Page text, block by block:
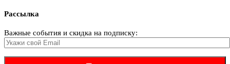
Рассылка
Важные события и скидка на подписку: